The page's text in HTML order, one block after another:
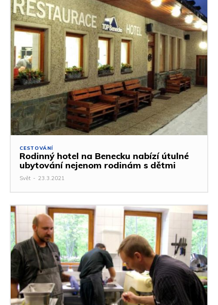
CESTOVÁNÍ
Rodinný hotel na Benecku nabízí útulné
ubytování nejenom rodinám s dětmi
Svět - 23.3.2021